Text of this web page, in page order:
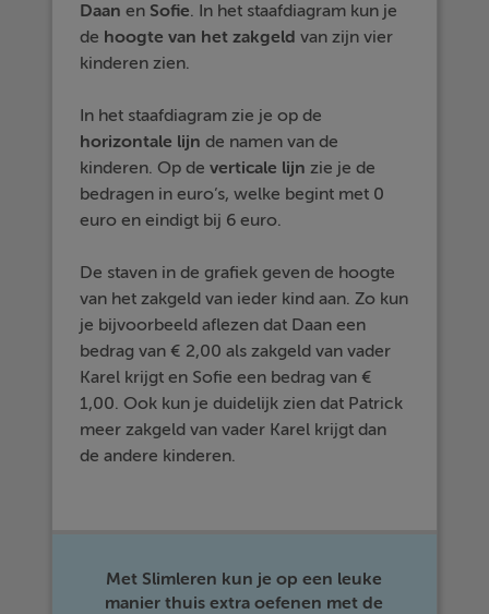
Daan en Sofie. In het staafdiagram kun je
de hoogte van het zakgeld van zijn vier
kinderen zien.
In het staafdiagram zie je op de
horizontale lijn de namen van de
kinderen. Op deverticale lijn zie je de
bedragen in euro’s, welke begint met 0
euro en eindigt bij 6 euro.
De staven in de grafiek geven de hoogte
van het zakgeld van ieder kind aan. Zo kun
je bijvoorbeeld aflezen dat Daan een
bedrag van € 2,00 als zakgeld van vader
Karel krijgt en Sofie een bedrag van €
1,00. Ook kun je duidelijk zien dat Patrick
meer zakgeld van vader Karel krijgt dan
de andere kinderen.
Met Slimleren kun je op een leuke
manier thuis extra oefenen met de